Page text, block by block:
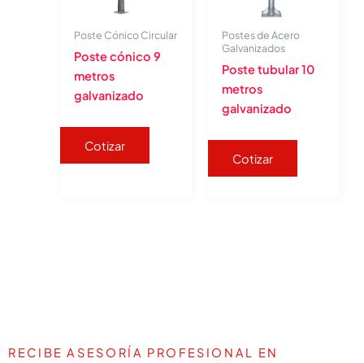
Poste Cónico Circular
Poste cónico 9
metros
galvanizado
Cotizar
Postes de Acero
Galvanizados
Poste tubular 10
metros
galvanizado
Cotizar
RECIBE ASESORÍA PROFESIONAL EN